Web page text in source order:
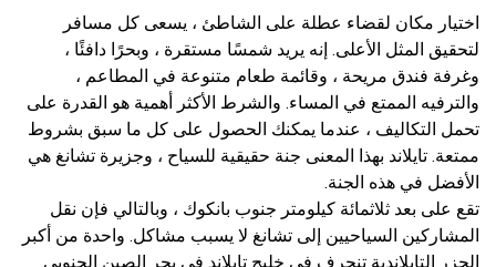
اختيار مكان لقضاء عطلة على الشاطئ ، يسعى كل مسافر
لتحقيق المثل الأعلى. إنه يريد شمسًا مستقرة ، وبحرًا دافئًا ،
وغرفة فندق مريحة ، وقائمة طعام متنوعة في المطاعم ،
والترفيه الممتع في المساء. والشرط الأكثر أهمية هو القدرة على
تحمل التكاليف ، عندما يمكنك الحصول على كل ما سبق بشروط
ممتعة. تايلاند بهذا المعنى جنة حقيقية للسياح ، وجزيرة تشانغ هي
الأفضل في هذه الجنة.
تقع على بعد ثلاثمائة كيلومتر جنوب بانكوك ، وبالتالي فإن نقل
المشاركين السياحيين إلى تشانغ لا يسبب مشاكل. واحدة من أكبر
الجزر التايلاندية تنجرف في خليج تايلاند في بحر الصين الجنوبي